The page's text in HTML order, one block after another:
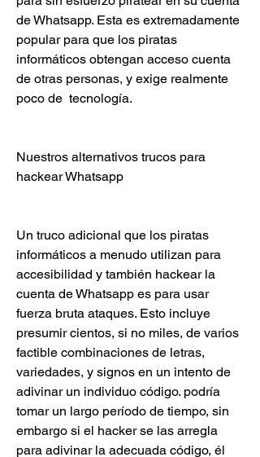
de Whatsapp. Esta es extremadamente
popular para que los piratas
informáticos obtengan acceso cuenta
de otras personas, y exige realmente
poco de  tecnología.
Nuestros alternativos trucos para
hackear Whatsapp
Un truco adicional que los piratas
informáticos a menudo utilizan para
accesibilidad y también hackear la
cuenta de Whatsapp es para usar
fuerza bruta ataques. Esto incluye
presumir cientos, si no miles, de varios
factible combinaciones de letras,
variedades, y signos en un intento de
adivinar un individuo código. podría
tomar un largo período de tiempo, sin
embargo si el hacker se las arregla
para adivinar la adecuada código, él